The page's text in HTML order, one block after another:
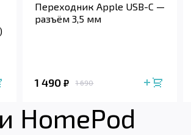
Переходник Apple USB-C —
разъём 3,5 мм
1 490₽ 1 690
HomePod